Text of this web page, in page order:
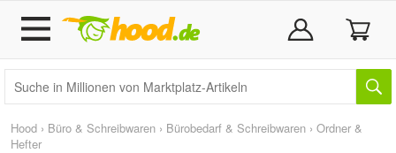
Hood › Büro & Schreibwaren › Bürobedarf & Schreibwaren › Ordner &
Hefter